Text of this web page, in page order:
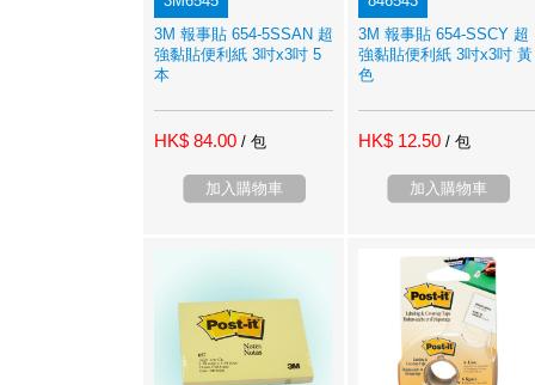
3M 報事貼 654-5SSAN 超
強黏貼便利紙 3吋x3吋 5
本
HK$ 84.00 / 包
加入購物車
3M 報事貼 654-SSCY 超
強黏貼便利紙 3吋x3吋 黃
色
HK$ 12.50 / 包
加入購物車